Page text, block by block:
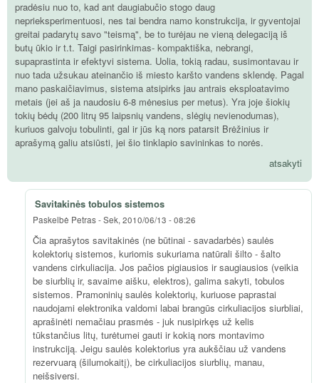
pradėsiu nuo to, kad ant daugiabučio stogo daug
neprieksperimentuosi, nes tai bendra namo konstrukcija, ir gyventojai
greitai padarytų savo "teismą", be to turėjau ne vieną delegaciją iš
butų ūkio ir t.t. Taigi pasirinkimas- kompaktiška, nebrangi,
supaprastinta ir efektyvi sistema. Uolia, tokią radau, susimontavau ir
nuo tada užsukau ateinančio iš miesto karšto vandens sklendę. Pagal
mano paskaičiavimus, sistema atsipirks jau antrais eksploatavimo
metais (jei aš ja naudosiu 6-8 mėnesius per metus). Yra joje šiokių
tokių bėdų (200 litrų 95 laipsnių vandens, slėgių nevienodumas),
kuriuos galvoju tobulinti, gal ir jūs ką nors patarsit Brėžinius ir
aprašymą galiu atsiūsti, jei šio tinklapio savininkas to norės.
atsakyti
Savitakinės tobulos sistemos
Paskelbė Petras-Sek, 2010/06/13 - 08:26
Čia aprašytos savitakinės (ne būtinai - savadarbės) saulės
kolektorių sistemos, kuriomis sukuriama natūrali šilto - šalto
vandens cirkuliacija. Jos pačios pigiausios ir saugiausios (veikia
be siurblių ir, savaime aišku, elektros), galima sakyti, tobulos
sistemos. Pramoninių saulės kolektorių, kuriuose paprastai
naudojami elektronika valdomi labai brangūs cirkuliacijos siurbliai,
aprašinėti nemačiau prasmės - juk nusipirkęs už kelis
tūkstančius litų, turėtumei gauti ir kokią nors montavimo
instrukciją. Jeigu saulės kolektorius yra aukščiau už vandens
rezervuarą (šilumokaitį), be cirkuliacijos siurblių, manau,
neišsiversi.